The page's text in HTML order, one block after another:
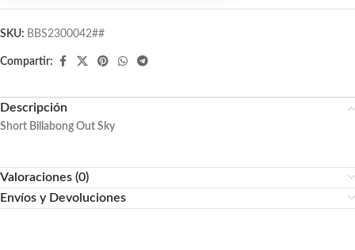
SKU: BBS2300042##
Compartir:
Descripción
Short Billabong Out Sky
Valoraciones (0)
Envíos y Devoluciones